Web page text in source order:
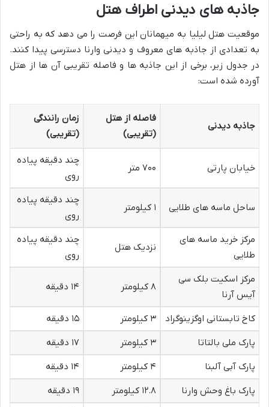
جاذبه های دیدنی اطراف هتل
موقعیت هتل لیلیا به میهمانان این فرصت را می دهد که به راحتی
به تعدادی از جاذبه های معروف و دیدنی وارنا دسترسی پیدا کنند.
در جدول زیر، برخی از این جاذبه ها و فاصله تقریبی آن ها از هتل
آورده شده است:
جاذبه دیدنی
فاصله از هتل
(تقریبی)
زمان رانندگی
(تقریبی)
خیابان پارتی ۷۰۰ متر
چند دقیقه پیاده
روی
ساحل ماسه های طلایی ۱ کیلومتر
چند دقیقه پیاده
روی
مرکز خرید ماسه های
طلایی
نزدیک هتل
چند دقیقه پیاده
روی
مرکز اسکیت بلک سی
آیس آرنا
۸ کیلومتر ۱۴ دقیقه
کاخ تابستانی اوگزینوگراد ۳ کیلومتر
۱۵ دقیقه
پارک ملی بالتاتا
۳ کیلومتر
۱۷ دقیقه
پارک آبی آلبنا
۴ کیلومتر
۱۴ دقیقه
پارک باغ وحش وارنا
۱۲.۸ کیلومتر
۱۹ دقیقه